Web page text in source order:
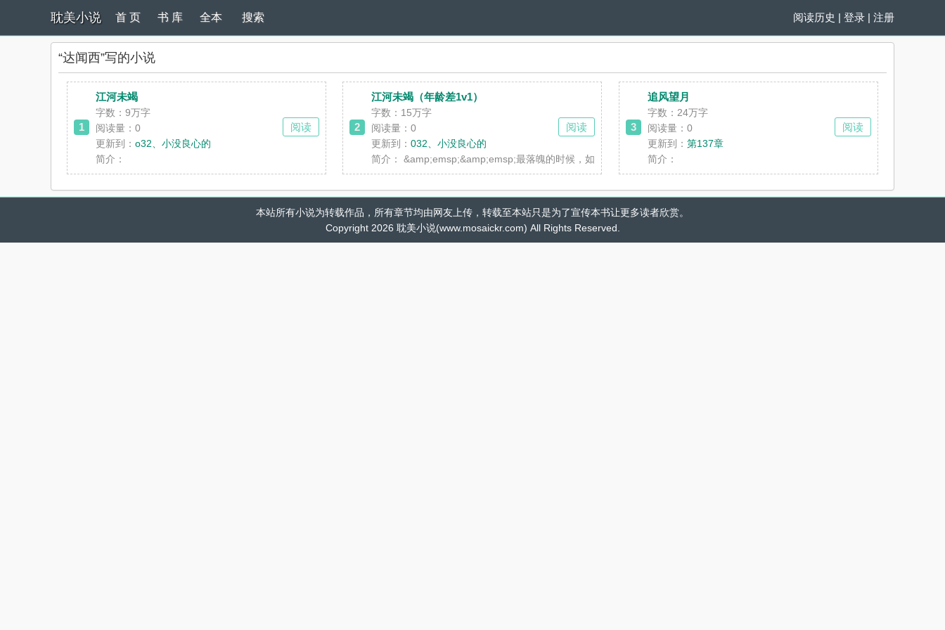
耽美小说 阅读历史 | 登录 | 注册
首 页 书 库 全本 搜索
“达闻西”写的小说
1
江河未竭
字数：9万字
阅读量：0
更新到： o32、小没良心的
简介：
阅读 2
江河未竭（年龄差1v1）
字数：15万字
阅读量：0
更新到：032、小没良心的
简介：
&amp;emsp;&amp;emsp;最落魄的时候，如轶遇到了一个男人。她认识他。陈寻，低调的富豪，单身。他的目光落在她身
阅读 3
追风望月
字数：24万字
阅读量：0
更新到：第137章
简介：
阅读
本站所有小说为转载作品，所有章节均由网友上传，转载至本站只是为了宣传本书让更多读者欣赏。
Copyright 2026 耽美小说(www.mosaickr.com) All Rights Reserved.